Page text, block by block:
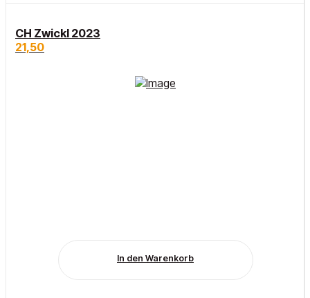
CH Zwickl 2023
21,50
In den Warenkorb